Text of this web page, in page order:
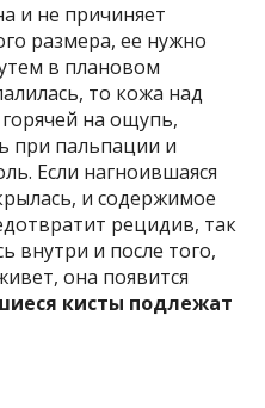
и не причиняет
размера, ее нужно
в плановом
то кожа над
на ощупь,
при пальпации и
Если нагноившаяся
и содержимое
рецидив, так
внутри и после того,
она появится
кисты подлежат